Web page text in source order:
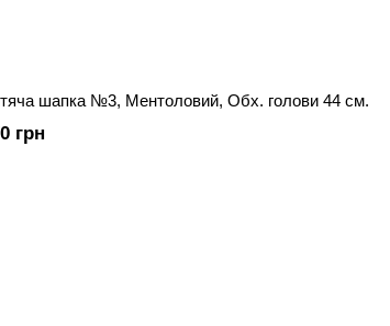
шапка №3, Ментоловий, Обх. голови 44 ​​см.
грн